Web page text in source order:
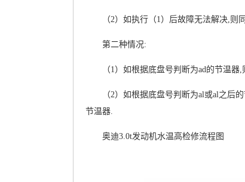
（2）如执行（1）后故障无法解决,则
第二种情况:
（1）如根据底盘号判断为ad的节温
（2）如根据底盘号判断为al或al之后
节温器.
奥迪3.0t发动机水温高检修流程图